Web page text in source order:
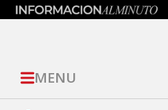
MENU